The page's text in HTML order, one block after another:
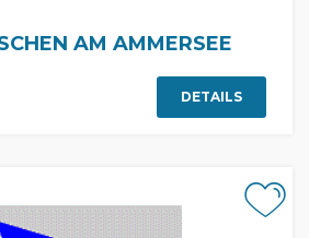
AM AMMERSEE
DETAILS